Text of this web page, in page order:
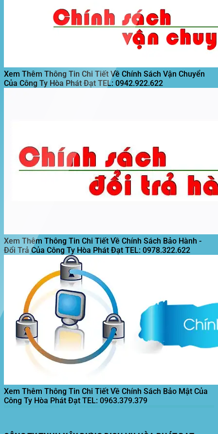
Xem Thêm Thông Tin Chi Tiết Về Chính Sách Vận Chuyển
Của Công Ty Hòa Phát Đạt TEL: 0942.922.622
Xem Thêm Thông Tin Chi Tiết Về Chính Sách Bảo Hành -
Đổi Trả Của Công Ty Hòa Phát Đạt TEL: 0978.322.622
Xem Thêm Thông Tin Chi Tiết Về Chính Sách Bảo Mật Của
Công Ty Hòa Phát Đạt TEL: 0963.379.379